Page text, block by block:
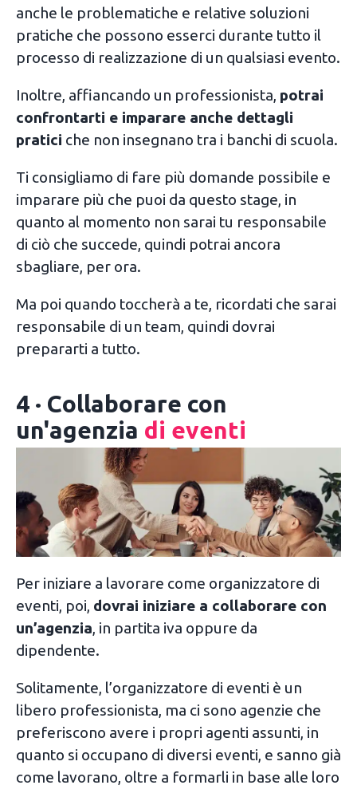
anche le problematiche e relative soluzioni
pratiche che possono esserci durante tutto il
processo di realizzazione di un qualsiasi evento.
Inoltre, affiancando un professionista, potrai
confrontarti e imparare anche dettagli
pratici che non insegnano tra i banchi di scuola.
Ti consigliamo di fare più domande possibile e
imparare più che puoi da questo stage, in
quanto al momento non sarai tu responsabile
di ciò che succede, quindi potrai ancora
sbagliare, per ora.
Ma poi quando toccherà a te, ricordati che sarai
responsabile di un team, quindi dovrai
prepararti a tutto.
4 · Collaborare con
un'agenzia di eventi
Per iniziare a lavorare come organizzatore di
eventi, poi, dovrai iniziare a collaborare con
un’agenzia, in partita iva oppure da
dipendente.
Solitamente, l’organizzatore di eventi è un
libero professionista, ma ci sono agenzie che
preferiscono avere i propri agenti assunti, in
quanto si occupano di diversi eventi, e sanno già
come lavorano, oltre a formarli in base alle loro